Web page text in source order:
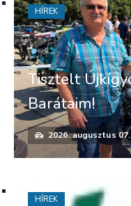
Tisztelt
Barátaim!
2026. augusztus 07.
HÍREK
HÍREK